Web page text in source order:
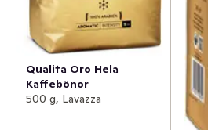
Qualita Oro Hela
Kaffebönor
500 g, Lavazza